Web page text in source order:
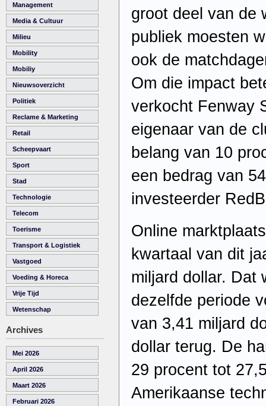
Management
Media & Cultuur
Milieu
Mobility
Mobiliy
Nieuwsoverzicht
Politiek
Reclame & Marketing
Retail
Scheepvaart
Sport
Stad
Technologie
Telecom
Toerisme
Transport & Logistiek
Vastgoed
Voeding & Horeca
Vrije Tijd
Wetenschap
Archives
Mei 2026
April 2026
Maart 2026
Februari 2026
groot deel van de
publiek moesten
ook de
Om die impact
verkocht Fenway
eigenaar van de
belang van 10
een bedrag van
investeerder
Online
kwartaal van dit
miljard dollar. Dat
dezelfde periode
van 3,41 miljard
dollar terug. De
29 procent tot
Amerikaanse